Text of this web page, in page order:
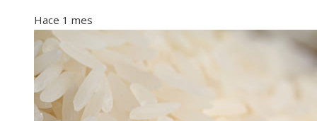
Hace 1 mes